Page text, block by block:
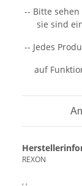
-- Bitte
sie sind ein
-- Jedes
auf
REXON
, ,